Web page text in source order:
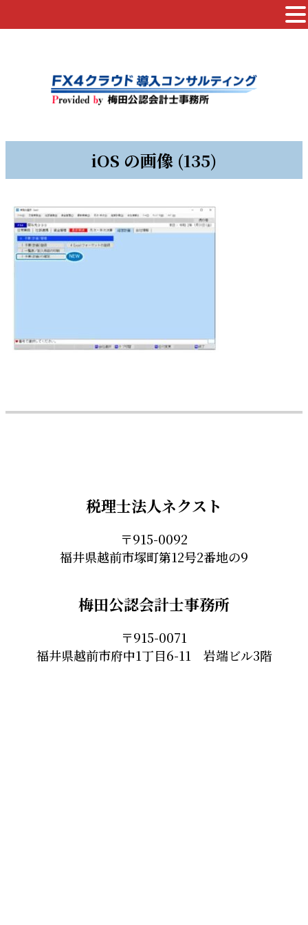
iOS の画像 (135)
税理士法人ネクスト
〒915-0092
福井県越前市塚町第12号2番地の9
梅田公認会計士事務所
〒915-0071
福井県越前市府中1丁目6-11 岩端ビル3階